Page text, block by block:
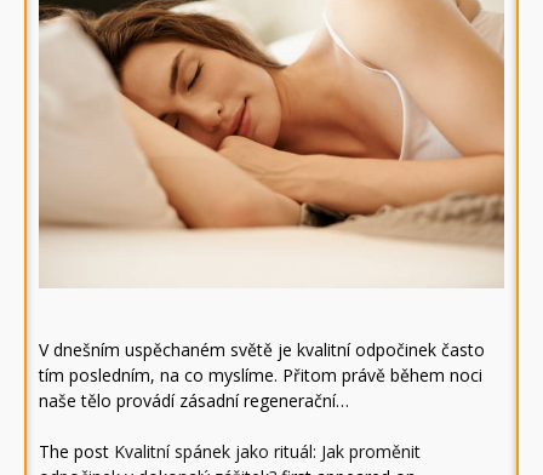
V dnešním uspěchaném světě je kvalitní odpočinek často
tím posledním, na co myslíme. Přitom právě během noci
naše tělo provádí zásadní regenerační…
The post Kvalitní spánek jako rituál: Jak proměnit